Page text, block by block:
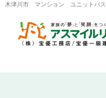
木津川市 マンション ユニットバス